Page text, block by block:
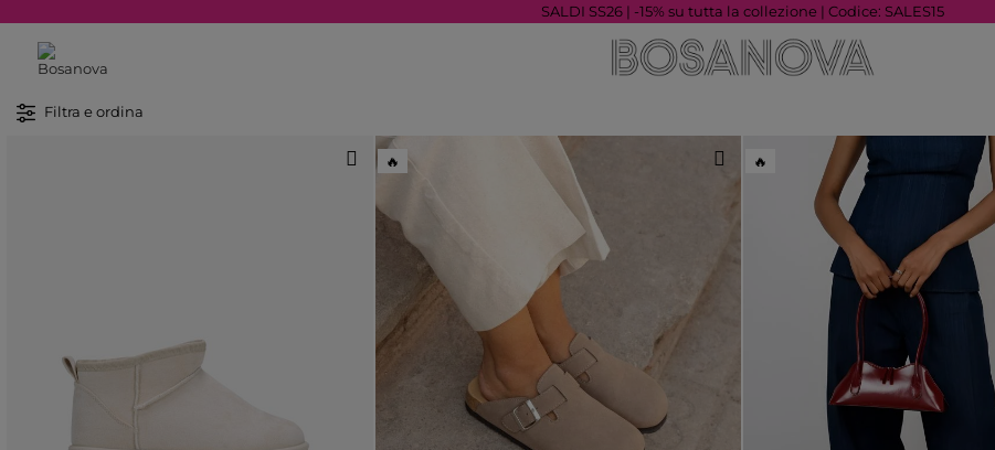
SALDI SS26 | -15% su tutta la collezione | Codice: SALES15
Filtra e ordina
🔥 🔥